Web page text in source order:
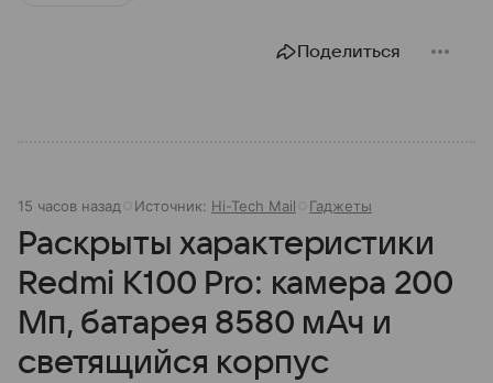
Поделиться
15 часов назад Источник: Hi-Tech Mail Гаджеты
Раскрыты характеристики
Redmi K100 Pro: камера 200
Мп, батарея 8580 мАч и
светящийся корпус